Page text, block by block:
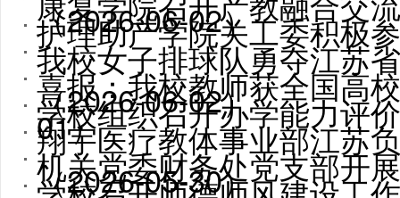
（2026-06-02）
护理助产学院关工委积极
我校女子排球队勇夺江苏
（2026-06-02）
喜报：我校教师获全国高
01）
学校组织召开办学能力评
翔宇医疗教体事业部江苏
（2026-05-30）
机关党委财务处党支部开